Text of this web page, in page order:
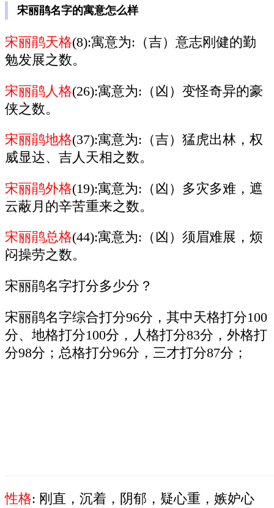
宋丽鹃名字的寓意怎么样
宋丽鹃天格(8):寓意为:（吉）意志刚健的勤
勉发展之数。
宋丽鹃人格(26):寓意为:（凶）变怪奇异的豪
侠之数。
宋丽鹃地格(37):寓意为:（吉）猛虎出林，权
威显达、吉人天相之数。
宋丽鹃外格(19):寓意为:（凶）多灾多难，遮
云蔽月的辛苦重来之数。
宋丽鹃总格(44):寓意为:（凶）须眉难展，烦
闷操劳之数。
宋丽鹃名字打分多少分？
宋丽鹃名字综合打分96分，其中天格打分100
分、地格打分100分，人格打分83分，外格打
分98分；总格打分96分，三才打分87分；
性格: 刚直，沉着，阴郁，疑心重，嫉妒心